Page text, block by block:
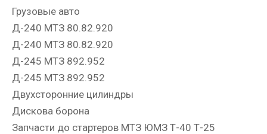
Грузовые авто
Д-240 МТЗ 80.82.920
Д-240 МТЗ 80.82.920
Д-245 МТЗ 892.952
Д-245 МТЗ 892.952
Двухсторонние цилиндры
Дискова борона
Запчасти до стартеров МТЗ ЮМЗ Т-40 Т-25